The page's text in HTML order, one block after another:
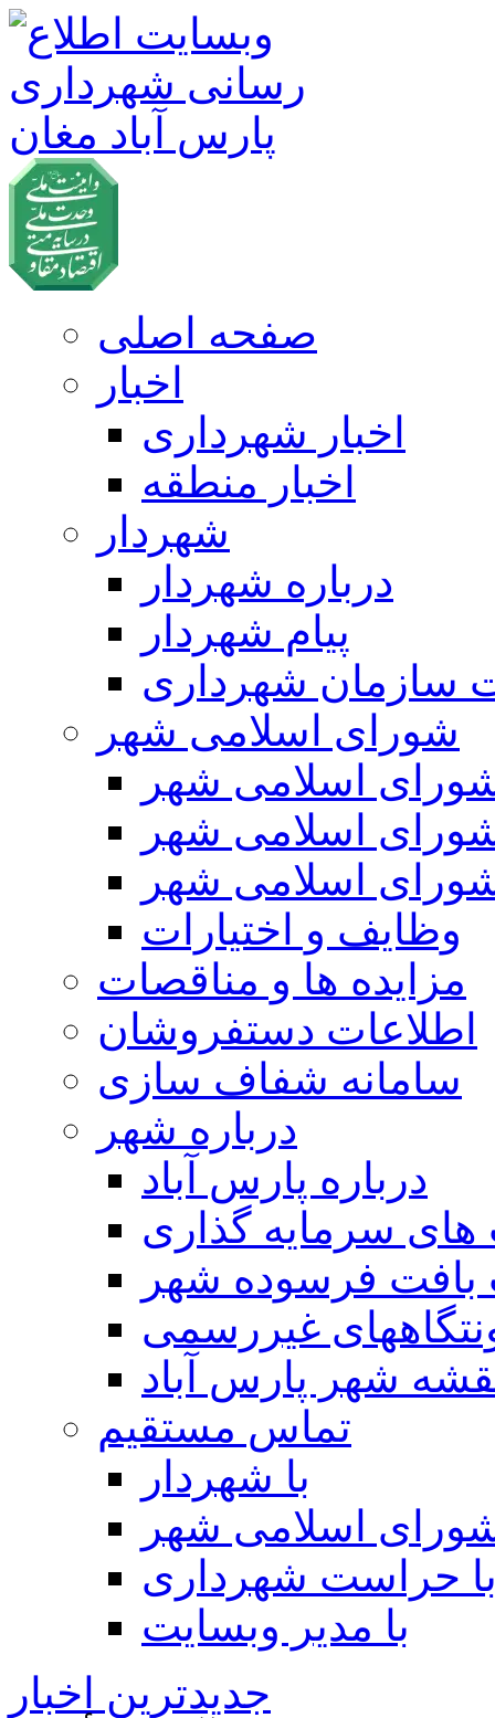
صفحه اصلی
اخبار
اخبار شهرداری
اخبار منطقه
شهردار
درباره شهردار
پیام شهردار
سازمان شهرداری
شورای اسلامی شهر
اسلامی شهر
اسلامی شهر
اسلامی شهر
وظایف و اختیارات
مزایده ها و مناقصات
اطلاعات دستفروشان
سامانه شفاف سازی
درباره شهر
درباره پارس آباد
سرمایه گذاری
بافت فرسوده شهر
غیررسمی
شهر پارس آباد
تماس مستقیم
با شهردار
اسلامی شهر
حراست شهرداری
با مدیر وبسایت
جدیدترین اخبار